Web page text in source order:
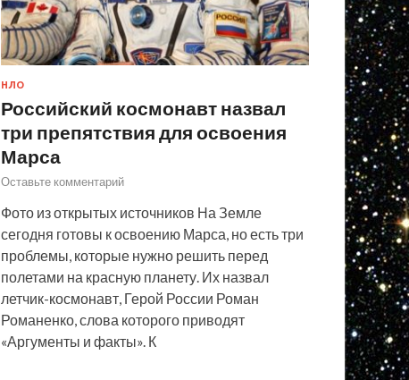
НЛО
Российский космонавт назвал
три препятствия для освоения
Марса
Оставьте комментарий
Фото из открытых источников На Земле
сегодня готовы к освоению Марса, но есть три
проблемы, которые нужно решить перед
полетами на красную планету. Их назвал
летчик-космонавт, Герой России Роман
Романенко, слова которого приводят
«Аргументы и факты». К